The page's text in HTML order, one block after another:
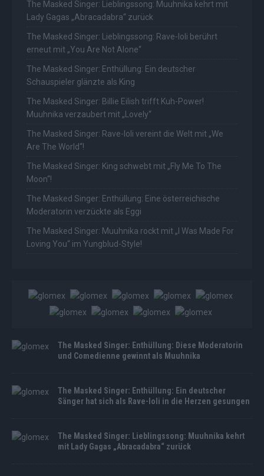
The Masked Singer: Lieblingssong: Muuhnika kehrt mit
Lady Gagas „Abracadabra“ zurück
The Masked Singer: Lieblingssong: Rave-Ioli berührt
erneut mit „You Are Not Alone“
The Masked Singer: Enthüllung: Ein deutscher
Schauspieler glänzte als King
The Masked Singer: Billie Eilish trifft Kuh-Power!
Muuhnika verzaubert mit „Lovely“
The Masked Singer: Rave-Ioli vereint die Welt mit „We
Are The World“!
The Masked Singer: King schwebt mit „Fly Me To The
Moon“!
The Masked Singer: Enthüllung: Eine österreichische
Moderatorin verzückte als Eggi
The Masked Singer: Muuhnika rockt mit „I Was Made For
Loving You“ im Yungblud-Style!
The Masked Singer: Enthüllung: Diese Moderatorin
und Comedienne gewinnt als Muuhnika
The Masked Singer: Enthüllung: Ein deutscher
Sänger hat sich als Rave-Ioli in die Herzen gesungen
The Masked Singer: Lieblingssong: Muuhnika kehrt
mit Lady Gagas „Abracadabra“ zurück